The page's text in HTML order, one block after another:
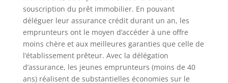
souscription du prêt immobilier. En pouvant
déléguer leur assurance crédit durant un an, les
emprunteurs ont le moyen d’accéder à une offre
moins chère et aux meilleures garanties que celle de
l’établissement prêteur. Avec la délégation
d’assurance, les jeunes emprunteurs (moins de 40
ans) réalisent de substantielles économies sur le